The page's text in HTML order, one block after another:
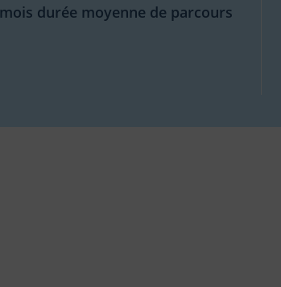
mois durée moyenne de parcours